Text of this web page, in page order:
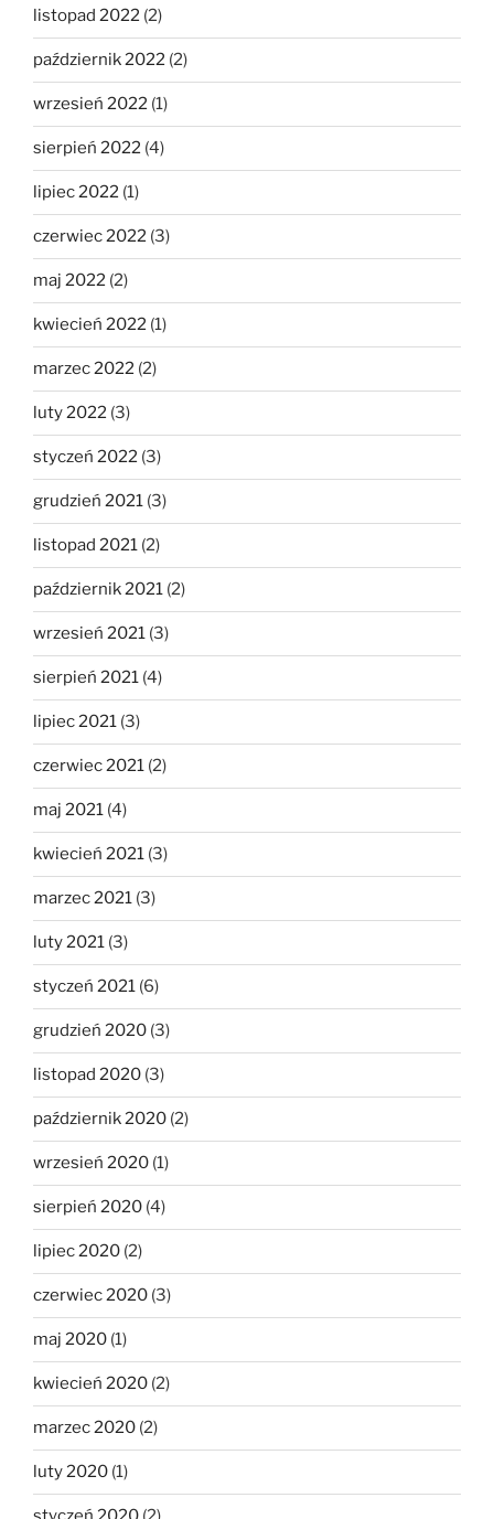
listopad 2022 (2)
październik 2022 (2)
wrzesień 2022 (1)
sierpień 2022 (4)
lipiec 2022 (1)
czerwiec 2022 (3)
maj 2022 (2)
kwiecień 2022 (1)
marzec 2022 (2)
luty 2022 (3)
styczeń 2022 (3)
grudzień 2021 (3)
listopad 2021 (2)
październik 2021 (2)
wrzesień 2021 (3)
sierpień 2021 (4)
lipiec 2021 (3)
czerwiec 2021 (2)
maj 2021 (4)
kwiecień 2021 (3)
marzec 2021 (3)
luty 2021 (3)
styczeń 2021 (6)
grudzień 2020 (3)
listopad 2020 (3)
październik 2020 (2)
wrzesień 2020 (1)
sierpień 2020 (4)
lipiec 2020 (2)
czerwiec 2020 (3)
maj 2020 (1)
kwiecień 2020 (2)
marzec 2020 (2)
luty 2020 (1)